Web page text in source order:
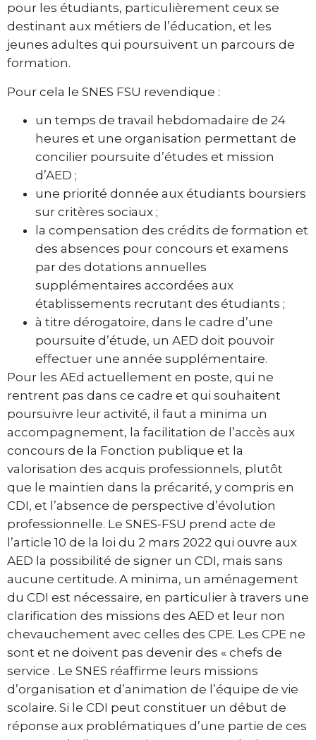
pour les étudiants, particulièrement ceux se
destinant aux métiers de l’éducation, et les
jeunes adultes qui poursuivent un parcours de
formation.
Pour cela le SNES FSU revendique :
un temps de travail hebdomadaire de 24
heures et une organisation permettant de
concilier poursuite d’études et mission
d’AED ;
une priorité donnée aux étudiants boursiers
sur critères sociaux ;
la compensation des crédits de formation et
des absences pour concours et examens
par des dotations annuelles
supplémentaires accordées aux
établissements recrutant des étudiants ;
à titre dérogatoire, dans le cadre d’une
poursuite d’étude, un AED doit pouvoir
effectuer une année supplémentaire.
Pour les AEd actuellement en poste, qui ne
rentrent pas dans ce cadre et qui souhaitent
poursuivre leur activité, il faut a minima un
accompagnement, la facilitation de l’accès aux
concours de la Fonction publique et la
valorisation des acquis professionnels, plutôt
que le maintien dans la précarité, y compris en
CDI, et l’absence de perspective d’évolution
professionnelle. Le SNES-FSU prend acte de
l’article 10 de la loi du 2 mars 2022 qui ouvre aux
AED la possibilité de signer un CDI, mais sans
aucune certitude. A minima, un aménagement
du CDI est nécessaire, en particulier à travers une
clarification des missions des AED et leur non
chevauchement avec celles des CPE. Les CPE ne
sont et ne doivent pas devenir des « chefs de
service . Le SNES réaffirme leurs missions
d’organisation et d’animation de l’équipe de vie
scolaire. Si le CDI peut constituer un début de
réponse aux problématiques d’une partie de ces